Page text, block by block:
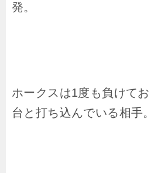
発。
ホークスは1度も負けて
台と打ち込んでいる相手。